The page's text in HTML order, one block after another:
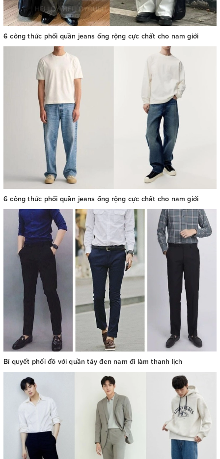
6 công thức phối quần jeans ống rộng cực chất cho nam giới
6 công thức phối quần jeans ống rộng cực chất cho nam giới
Bí quyết phối đồ với quần tây đen nam đi làm thanh lịch